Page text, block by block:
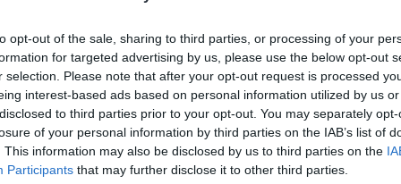
opt-out of the sale, sharing to third parties, or processing of your
for targeted advertising by us, please use the below opt-out
selection. Please note that after your opt-out request is processed
interest-based ads based on personal information utilized by us
to third parties prior to your opt-out. You may separately
of your personal information by third parties on the IAB’s list of
This information may also be disclosed by us to third parties on the
Participants that may further disclose it to other third parties.
(@EuroBasketWomen)June 16, 2023
στο τρίτο δεκάλεπτο, όταν στα πρώτα
ένα εντυπωσιακόεπιμέρους 22-6 και
Κυρίαρχο ρόλο σε αυτό έπαιξε ηΣπανού με
αλλά και η εκπληκτική άμυνα των παικτριών
συνεισφορά και από τηνΤσινέκε,
η οποία πλησίασε ως το -5, και την